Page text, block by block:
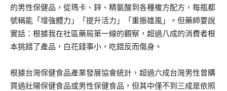
的男性保健品，從瑪卡、鋅、精氨酸到各種複方配方，每瓶都
號稱能「增強體力」「提升活力」「重振雄風」。但藥師要說
實話：根據我在社區藥局第一線的觀察，超過八成的消費者根
本挑錯了產品，白花錢事小，吃錯反而傷身。
根據台灣保健食品產業發展協會統計，超過六成台灣男性曾購
買過壯陽保健食品或男性保健食品，但其中僅不到三成是依照